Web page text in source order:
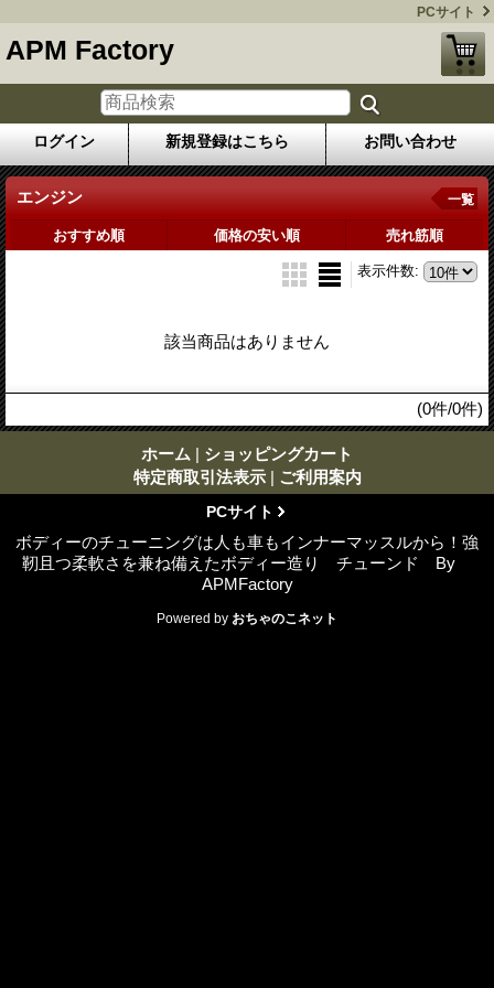
PCサイト
APM Factory
ログイン 新規登録はこちら お問い合わせ
エンジン 一覧
おすすめ順 価格の安い順 売れ筋順
表示件数:
該当商品はありません
(0件/0件)
ホーム | ショッピングカート
特定商取引法表示 | ご利用案内
PCサイト
ボディーのチューニングは人も車もインナーマッスルから！強
靭且つ柔軟さを兼ね備えたボディー造り チューンド By
APMFactory
Powered by おちゃのこネット